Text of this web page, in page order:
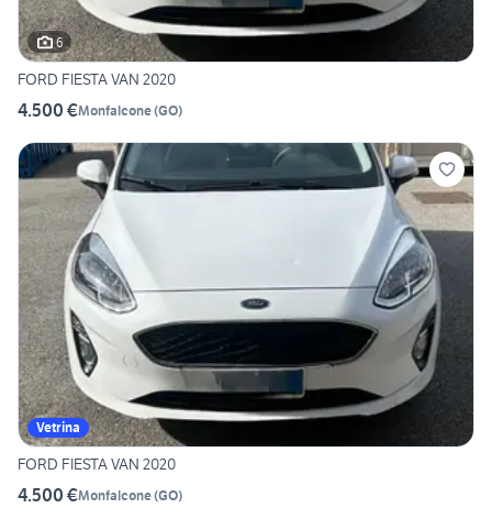
6
FORD FIESTA VAN 2020
4.500 €Monfalcone(GO)
Vetrina
FORD FIESTA VAN 2020
4.500 €Monfalcone(GO)